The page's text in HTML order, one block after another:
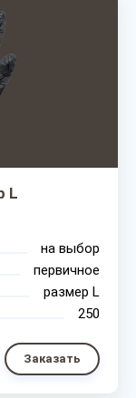
L
на выбор
первичное
размер L
250
Заказать